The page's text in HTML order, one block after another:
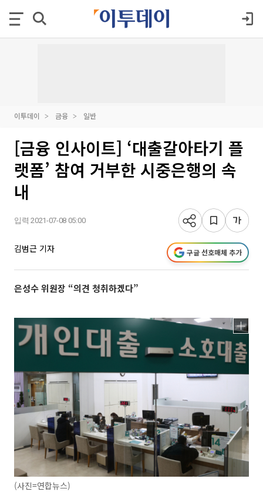
이투데이 금융 일반
[금융 인사이트] ‘대출갈아타기 플
랫폼’ 참여 거부한 시중은행의 속
내
입력 2021-07-08 05:00
김범근 기자 구글 선호매체 추가
은성수 위원장 “의견 청취하겠다”
(사진=연합뉴스)